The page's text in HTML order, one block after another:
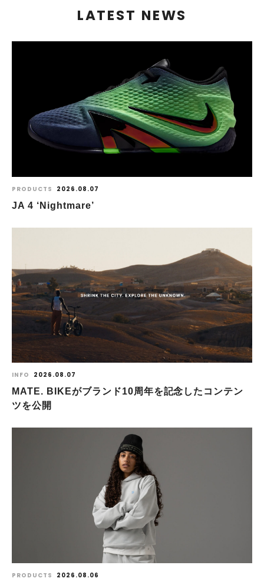
LATEST NEWS
PRODUCTS 2026.08.07
JA 4 ‘Nightmare’
INFO 2026.08.07
MATE. BIKEがブランド10周年を記念したコンテン
ツを公開
PRODUCTS 2026.08.06